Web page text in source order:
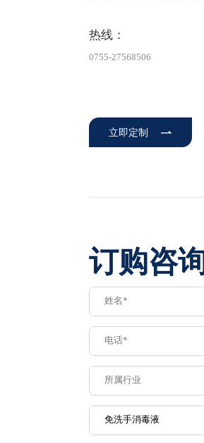
热线：
0755-27568506
立即定制
订购咨询